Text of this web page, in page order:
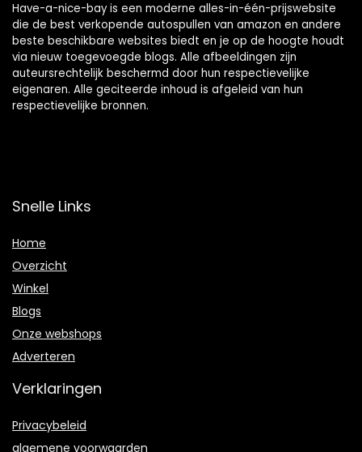
Have-a-nice-bay is een moderne alles-in-één-prijswebsite
die de best verkopende autospullen van amazon en andere
beste beschikbare websites biedt en je op de hoogte houdt
via nieuw toegevoegde blogs. Alle afbeeldingen zijn
auteursrechtelijk beschermd door hun respectievelijke
eigenaren. Alle geciteerde inhoud is afgeleid van hun
respectievelijke bronnen.
Snelle Links
Home
Overzicht
Winkel
Blogs
Onze webshops
Adverteren
Verklaringen
Privacybeleid
algemene voorwaarden